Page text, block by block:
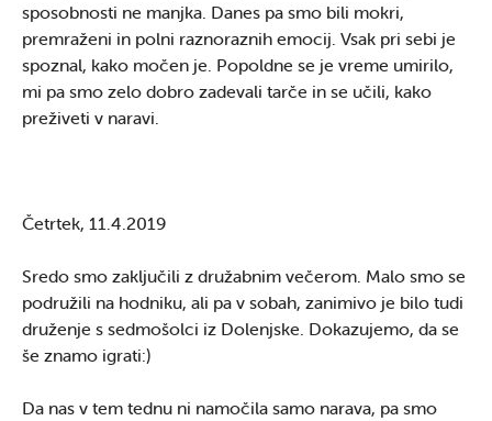
sposobnosti ne manjka. Danes pa smo bili mokri,
premraženi in polni raznoraznih emocij. Vsak pri sebi je
spoznal, kako močen je. Popoldne se je vreme umirilo,
mi pa smo zelo dobro zadevali tarče in se učili, kako
preživeti v naravi.
Četrtek, 11.4.2019
Sredo smo zaključili z družabnim večerom. Malo smo se
podružili na hodniku, ali pa v sobah, zanimivo je bilo tudi
druženje s sedmošolci iz Dolenjske. Dokazujemo, da se
še znamo igrati:)
Da nas v tem tednu ni namočila samo narava, pa smo